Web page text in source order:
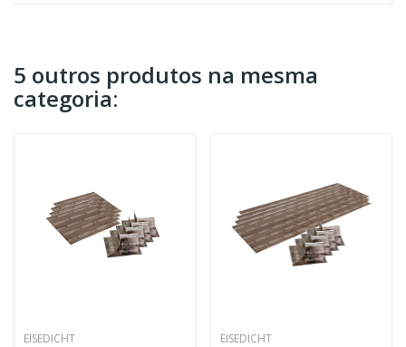
5 outros produtos na mesma
categoria:
EISEDICHT EISEDICHT